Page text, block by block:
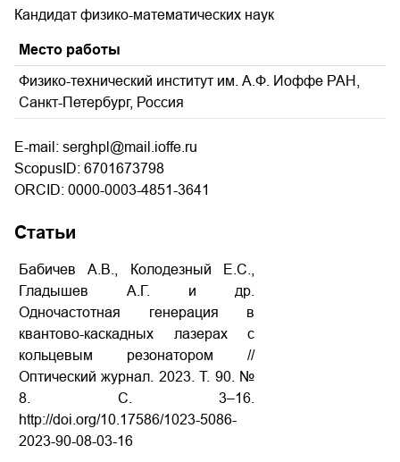
Кандидат физико-математических наук
Место работы
Физико-технический институт им. А.Ф. Иоффе РАН,
Санкт-Петербург, Россия
E-mail: serghpl@mail.ioffe.ru
ScopusID: 6701673798
ORCID: 0000-0003-4851-3641
Статьи
Бабичев А.В., Колодезный Е.С.,
Гладышев А.Г. и др.
Одночастотная генерация в
квантово-каскадных лазерах с
кольцевым резонатором //
Оптический журнал. 2023. Т. 90. №
8. С. 3–16.
http://doi.org/10.17586/1023-5086-
2023-90-08-03-16